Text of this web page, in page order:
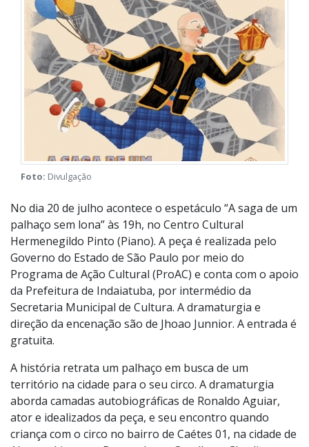
Foto:Divulgação
No dia 20 de julho acontece o espetáculo “A saga de um
palhaço sem lona” às 19h, no Centro Cultural
Hermenegildo Pinto (Piano). A peça é realizada pelo
Governo do Estado de São Paulo por meio do
Programa de Ação Cultural (ProAC) e conta com o apoio
da Prefeitura de Indaiatuba, por intermédio da
Secretaria Municipal de Cultura. A dramaturgia e
direção da encenação são de Jhoao Junnior. A entrada é
gratuita.
A história retrata um palhaço em busca de um
território na cidade para o seu circo. A dramaturgia